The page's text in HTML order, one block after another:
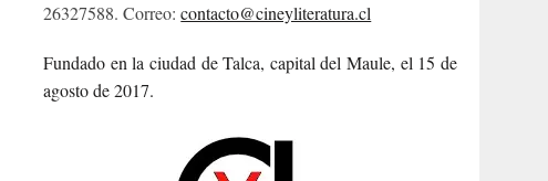
26327588. Correo:contacto@cineyliteratura.cl
Fundado en la ciudad de Talca, capital del Maule, el 15 de
agosto de 2017.